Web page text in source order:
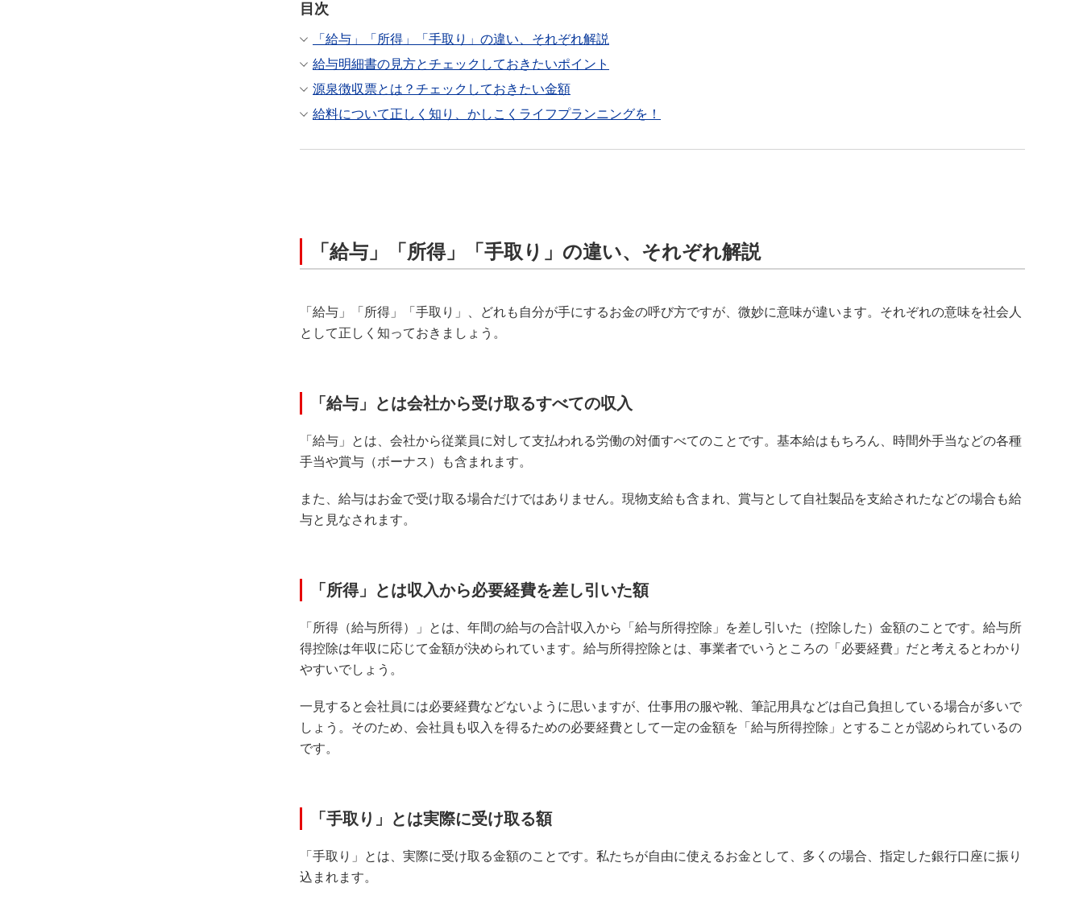
目次
「給与」「所得」「手取り」の違い、それぞれ解説
給与明細書の見方とチェックしておきたいポイント
源泉徴収票とは？チェックしておきたい金額
給料について正しく知り、かしこくライフプランニングを！
「給与」「所得」「手取り」の違い、それぞれ解説
「給与」「所得」「手取り」、どれも自分が手にするお金の呼び方ですが、微妙に意味が違います。それぞれの意味を社会人
として正しく知っておきましょう。
「給与」とは会社から受け取るすべての収入
「給与」とは、会社から従業員に対して支払われる労働の対価すべてのことです。基本給はもちろん、時間外手当などの各種
手当や賞与（ボーナス）も含まれます。
また、給与はお金で受け取る場合だけではありません。現物支給も含まれ、賞与として自社製品を支給されたなどの場合も給
与と見なされます。
「所得」とは収入から必要経費を差し引いた額
「所得（給与所得）」とは、年間の給与の合計収入から「給与所得控除」を差し引いた（控除した）金額のことです。給与所
得控除は年収に応じて金額が決められています。給与所得控除とは、事業者でいうところの「必要経費」だと考えるとわかり
やすいでしょう。
一見すると会社員には必要経費などないように思いますが、仕事用の服や靴、筆記用具などは自己負担している場合が多いで
しょう。そのため、会社員も収入を得るための必要経費として一定の金額を「給与所得控除」とすることが認められているの
です。
「手取り」とは実際に受け取る額
「手取り」とは、実際に受け取る金額のことです。私たちが自由に使えるお金として、多くの場合、指定した銀行口座に振り
込まれます。